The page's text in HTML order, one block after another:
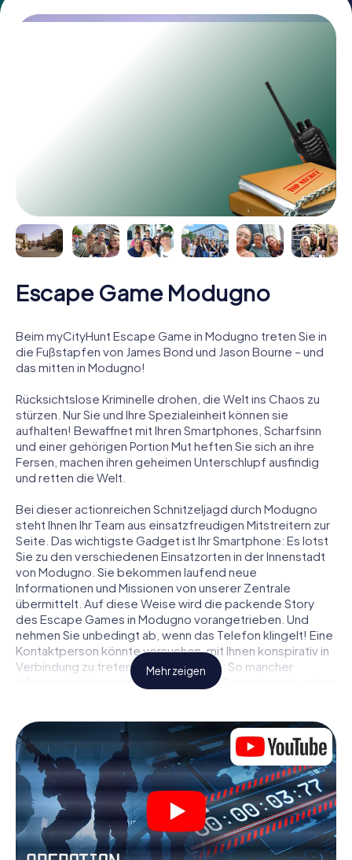
Escape Game Modugno
Beim myCityHunt Escape Game in Modugno treten Sie in
die Fußstapfen von James Bond und Jason Bourne – und
das mitten in Modugno!
Rücksichtslose Kriminelle drohen, die Welt ins Chaos zu
stürzen. Nur Sie und Ihre Spezialeinheit können sie
aufhalten! Bewaffnet mit Ihren Smartphones, Scharfsinn
und einer gehörigen Portion Mut heften Sie sich an ihre
Fersen, machen ihren geheimen Unterschlupf ausfindig
und retten die Welt.
Bei dieser actionreichen Schnitzeljagd durch Modugno
steht Ihnen Ihr Team aus einsatzfreudigen Mitstreitern zur
Seite. Das wichtigste Gadget ist Ihr Smartphone: Es lotst
Sie zu den verschiedenen Einsatzorten in der Innenstadt
von Modugno. Sie bekommen laufend neue
Informationen und Missionen von unserer Zentrale
übermittelt. Auf diese Weise wird die packende Story
des Escape Games in Modugno vorangetrieben. Und
nehmen Sie unbedingt ab, wenn das Telefon klingelt! Eine
Kontaktperson könnte versuchen, mit Ihnen konspirativ in
Verbindung zu treten … Doch Vorsicht: So mancher
Informant entpuppt sich als dubioser Doppelagent und so
und vor allem: Vertrauen Sie niemandem!
Anders als in einem klassischen Escape Room in Modugno
sind Sie also nicht in ein Zimmer eingesperrt, aus dem Sie
sich in einem vorgegebenen Zeitfenster befreien
müssen. Diese Smartphone Schnitzeljagd erklärt ganz
Modugno zu Ihrem persönlichen Spielfeld! Die technische
Voraussetzung für Ihr Agentenabenteuer in Modugno: Ein
Smartphone mit Zugang ins mobile Internet. Per Klick
Mehr zeigen